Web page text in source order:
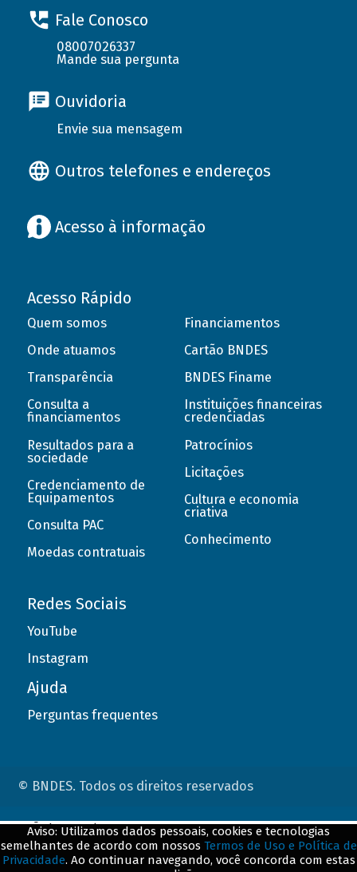
Fale Conosco
08007026337
Mande sua pergunta
Ouvidoria
Envie sua mensagem
Outros telefones e endereços
Acesso à informação
Acesso Rápido
Quem somos
Onde atuamos
Transparência
Consulta a
financiamentos
Resultados para a
sociedade
Credenciamento de
Equipamentos
Consulta PAC
Moedas contratuais
Financiamentos
Cartão BNDES
BNDES Finame
Instituições financeiras
credenciadas
Patrocínios
Licitações
Cultura e economia
criativa
Conhecimento
Redes Sociais
YouTube
Instagram
Ajuda
Perguntas frequentes
© BNDES. Todos os direitos reservados
Aviso: Utilizamos dados pessoais, cookies e tecnologias
semelhantes de acordo com nossos Termos de Uso e Política de
Privacidade. Ao continuar navegando, você concorda com estas
ConteÃºdo complementar
${title}${badge}